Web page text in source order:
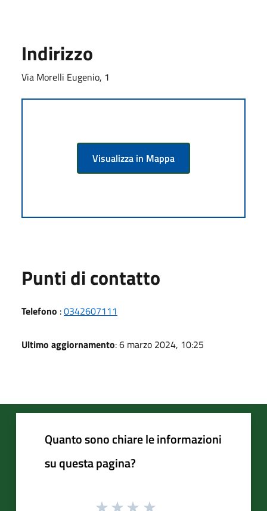
Indirizzo
Via Morelli Eugenio, 1
Visualizza in Mappa
Punti di contatto
Telefono :0342607111
Ultimo aggiornamento: 6 marzo 2024, 10:25
Quanto sono chiare le informazioni
su questa pagina?